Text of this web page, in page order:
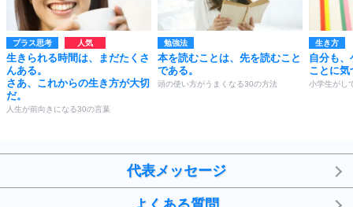
プラス思考
生きられる時間は、まだたくさ
んある。
さあ、これからの生き方が大切
だ。
人生が前向きになる30の言葉
勉強法
本を読むことは、先を読むこと
である。
頭の使い方がうまくなる30の方法
生き方
自分も
ことに気
小学生がし
代表メッセージ